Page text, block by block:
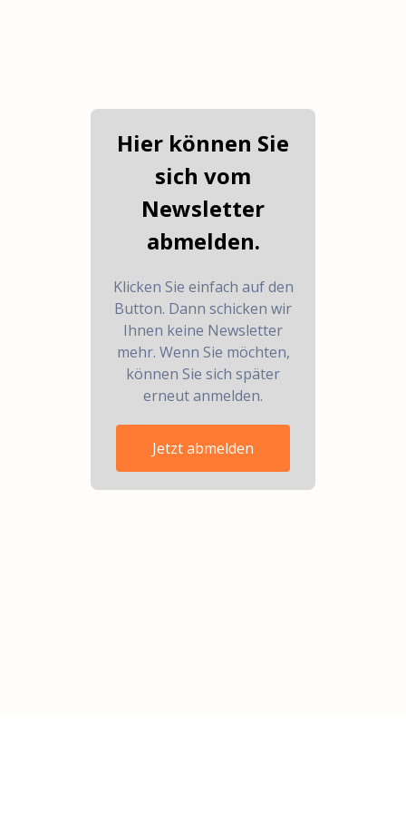
Hier können Sie
sich vom
Newsletter
abmelden.
Klicken Sie einfach auf den
Button. Dann schicken wir
Ihnen keine Newsletter
mehr. Wenn Sie möchten,
können Sie sich später
erneut anmelden.
Jetzt abmelden